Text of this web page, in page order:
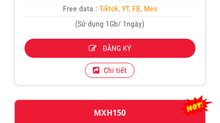
Free data : Tiktok, YT, FB, Mes
(Sử dụng 1Gb/ 1ngày)
ĐĂNG KÝ
Chi tiết
MXH150